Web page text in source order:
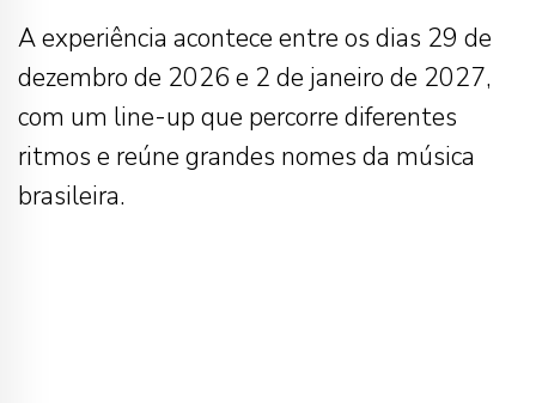
A experiência acontece entre os dias 29 de
dezembro de 2026 e 2 de janeiro de 2027,
com um line-up que percorre diferentes
ritmos e reúne grandes nomes da música
brasileira.